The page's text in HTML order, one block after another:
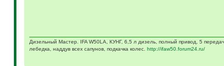
Дизельный Мастер. IFA W50LA, КУНГ, 6,5 л дизель, полный привод, 5
лебедка, наддув всех сапунов, подкачка колес. http://ifaw50.forum24.ru/